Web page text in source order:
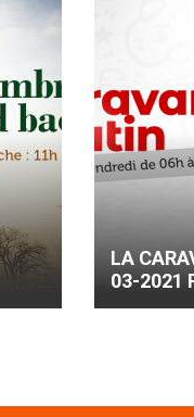
LA CARAVANE DU MATIN DU 11-
03-2021